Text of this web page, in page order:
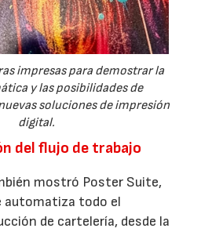
impresas para demostrar la
y las posibilidades de
soluciones de impresión
digital.
del flujo de trabajo
mostró Poster Suite,
automatiza todo el
de cartelería, desde la